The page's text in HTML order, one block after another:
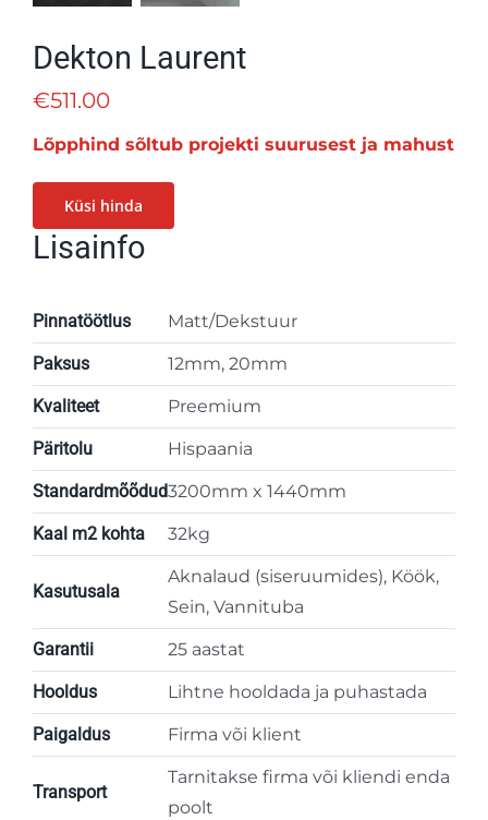
Dekton Laurent
€511.00
Lõpphind sõltub projekti suurusest ja mahust
Küsi hinda
Lisainfo
Pinnatöötlus Matt/Dekstuur
Paksus 12mm, 20mm
Kvaliteet Preemium
Päritolu Hispaania
Standardmõõdud3200mm x 1440mm
Kaal m2 kohta 32kg
Kasutusala
Aknalaud (siseruumides), Köök,
Sein, Vannituba
Garantii 25 aastat
Hooldus Lihtne hooldada ja puhastada
Paigaldus Firma või klient
Transport
Tarnitakse firma või kliendi enda
poolt